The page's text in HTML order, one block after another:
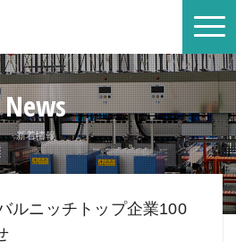
News
新着情報
ルニッチトップ企業100